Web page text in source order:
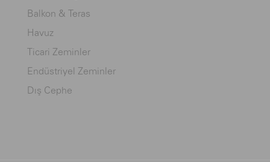
Balkon & Teras
Havuz
Ticari Zeminler
Endüstriyel Zeminler
Dış Cephe